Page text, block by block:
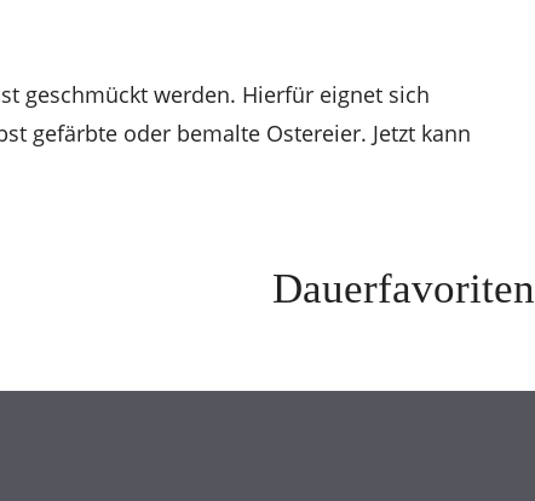
geschmückt werden. Hierfür eignet sich
gefärbte oder bemalte Ostereier. Jetzt kann
Dauerfavoriten